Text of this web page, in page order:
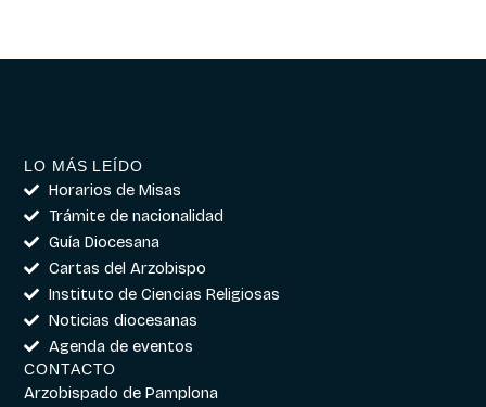
LO MÁS LEÍDO
Horarios de Misas
Trámite de nacionalidad
Guía Diocesana
Cartas del Arzobispo
Instituto de Ciencias Religiosas
Noticias diocesanas
Agenda de eventos
CONTACTO
Arzobispado de Pamplona